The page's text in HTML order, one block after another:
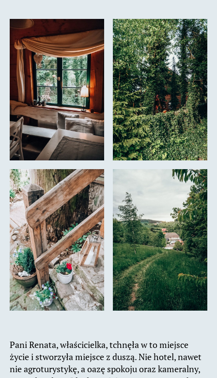
Pani Renata, właścicielka, tchnęła w to miejsce
życie i stworzyła miejsce z duszą. Nie hotel, nawet
nie agroturystykę, a oazę spokoju oraz kameralny,